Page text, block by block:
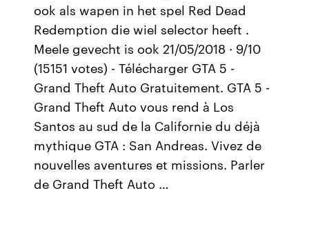
ook als wapen in het spel Red Dead
Redemption die wiel selector heeft .
Meele gevecht is ook 21/05/2018 · 9/10
(15151 votes) - Télécharger GTA 5 -
Grand Theft Auto Gratuitement. GTA 5 -
Grand Theft Auto vous rend à Los
Santos au sud de la Californie du déjà
mythique GTA : San Andreas. Vivez de
nouvelles aventures et missions. Parler
de Grand Theft Auto …